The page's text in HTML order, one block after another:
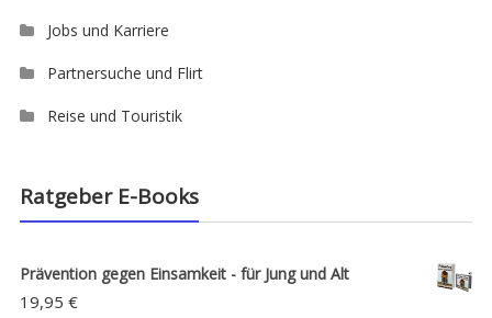
Jobs und Karriere
Partnersuche und Flirt
Reise und Touristik
Ratgeber E-Books
Prävention gegen Einsamkeit - für Jung und Alt
19,95 €